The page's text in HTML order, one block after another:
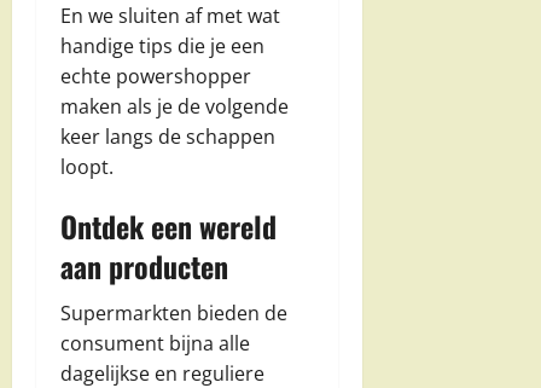
En we sluiten af met wat
handige tips die je een
echte powershopper
maken als je de volgende
keer langs de schappen
loopt.
Ontdek een wereld
aan producten
Supermarkten bieden de
consument bijna alle
dagelijkse en reguliere